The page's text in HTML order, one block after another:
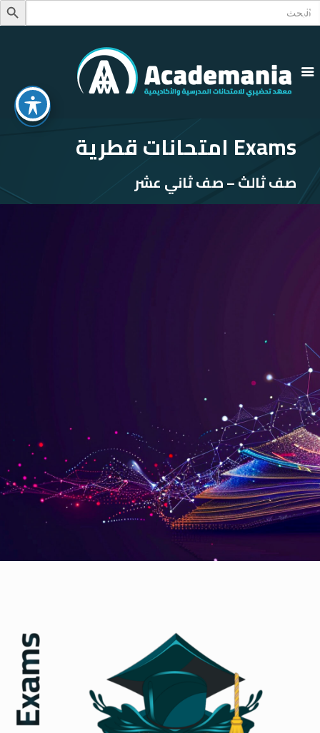
Search
for:
Search Button
Exams امتحانات قطرية
صف ثالث – صف ثاني عشر